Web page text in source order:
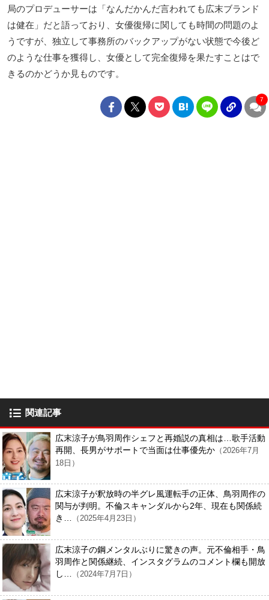
局のプロデューサーは「なんだかんだ言われても広末ブランド
は健在」だと語っており、女優復帰に関しても時間の問題のよ
うですが、独立して事務所のバックアップがない状態で今後ど
のような仕事を獲得し、女優として完全復帰を果たすことはで
きるのかどうか見ものです。
7
関連記事
広末涼子が鳥羽周作シェフと再婚説の真相は…歌手活動
再開、長男がサポートで当面は仕事優先か （2026年7月
18日）
広末涼子が釈放時の半グレ風運転手の正体、鳥羽周作の
関与が判明。不倫スキャンダルから2年、現在も関係続
き… （2025年4月23日）
広末涼子の鋼メンタルぶりに驚きの声。元不倫相手・鳥
羽周作と関係継続、インスタグラムのコメント欄も開放
し… （2024年7月7日）